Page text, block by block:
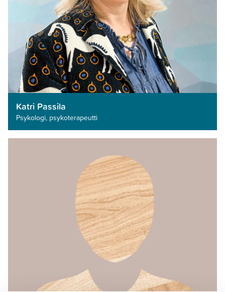
Katri Passila
Psykologi, psykoterapeutti­